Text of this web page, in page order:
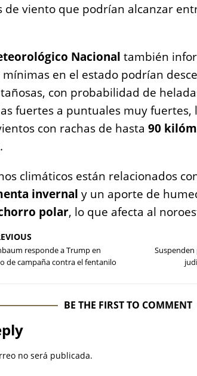
de viento que podrían alcanzar
Nacional también
en el estado podrían
con probabilidad de
fuertes a puntuales muy fuertes,
con rachas de hasta 90
climáticos están relacionados
invernal y un aporte de
polar, lo que afecta al
responde a Trump en
de campaña contra el fentanilo
Suspenden
BE THE FIRST TO COMMENT
no será publicada.